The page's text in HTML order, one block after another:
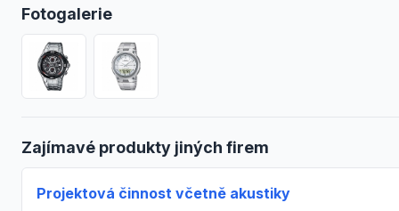
Fotogalerie
Zajímavé produkty jiných firem
Projektová činnost včetně akustiky